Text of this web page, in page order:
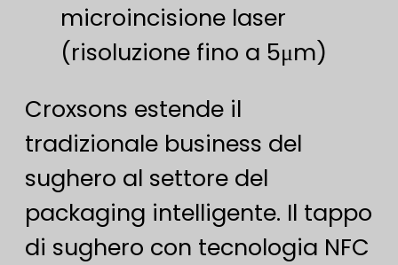
microincisione laser
(risoluzione fino a 5μm)
Croxsons estende il
tradizionale business del
sughero al settore del
packaging intelligente. Il tappo
di sughero con tecnologia NFC